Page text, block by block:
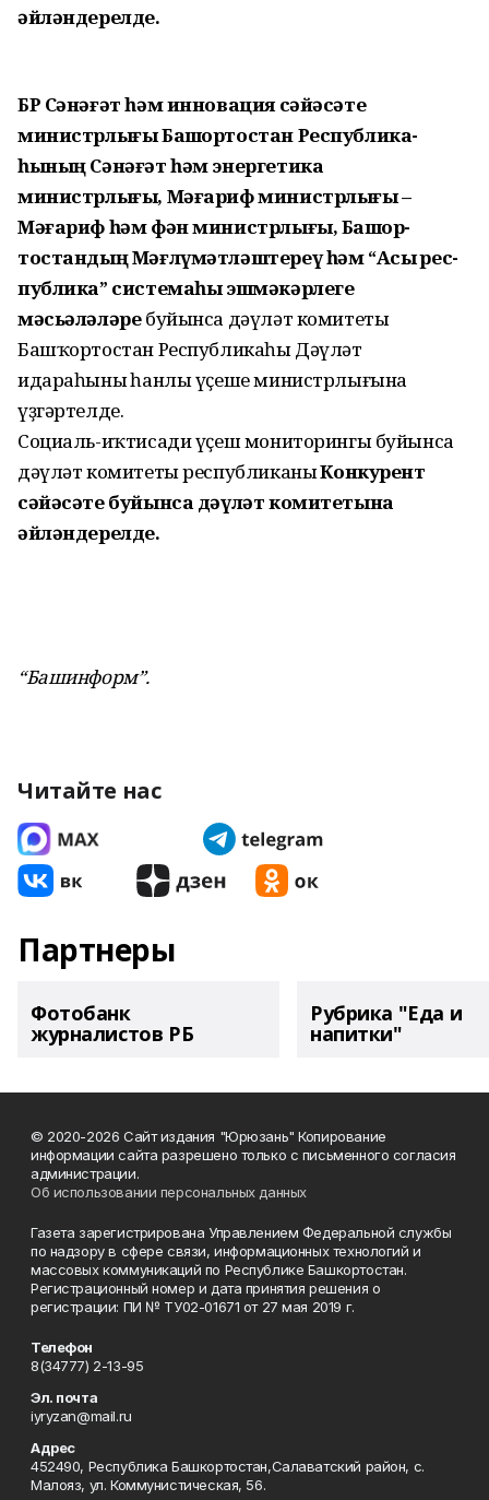
әйләндерелде.
БР Сәнәғәт һәм инновация сәйәсәте
министрлығы Башҡортостан Респуб­лика­
һының Сәнәғәт һәм энер­гетика
министрлығы, Мәға­риф министрлығы –
Мәғариф һәм фән минис­трлығы, Баш­ҡор­
тостандың Мәғ­лүмәт­ләштереү һәм “Асыҡ рес­
публика” системаһы эшмәкәр­леге
мәсьәләләребуйынса дәүләт комитеты
Башҡор­тостан Республикаһы Дәүләт
идараһының һанлы үҫеше министрлығына
үҙгәртелде.
Социаль-иҡтисади үҫеш мониторингы буйынса
дәүләт комитеты республиканыңКонкурент
сәйәсәте буйынса дәүләт комитетына
әйләндерелде.
“Башинформ”.
Читайте нас
Партнеры
Фотобанк
журналистов РБ
Рубрика "Еда и
напитки"
© 2020-2026 Сайт издания "Юрюзань" Копирование
информации сайта разрешено только с письменного согласия
администрации.
Об использовании персональных данных
Газета зарегистрирована Управлением Федеральной службы
по надзору в сфере связи, информационных технологий и
массовых коммуникаций по Республике Башкортостан.
Регистрационный номер и дата принятия решения о
регистрации: ПИ № ТУ02-01671 от 27 мая 2019 г.
Телефон
8(34777) 2-13-95
Эл. почта
iyryzan@mail.ru
Адрес
452490, Республика Башкортостан,Салаватский район, с.
Малояз, ул. Коммунистическая, 56.